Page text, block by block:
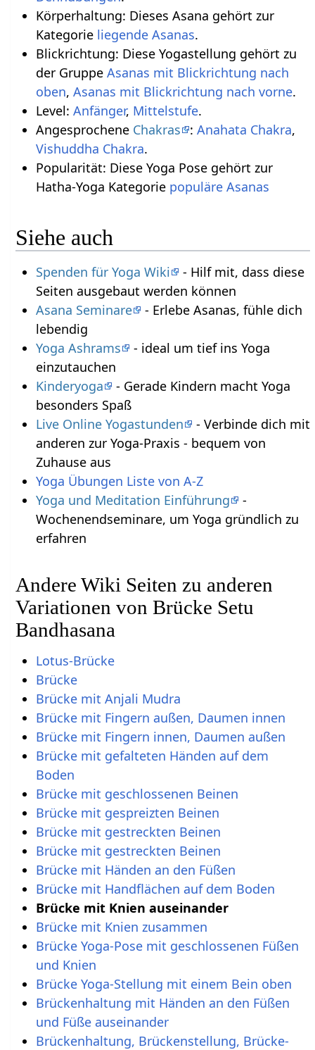
Körperhaltung: Dieses Asana gehört zur
Kategorie liegende Asanas.
Blickrichtung: Diese Yogastellung gehört zu
der Gruppe Asanas mit Blickrichtung nach
oben, Asanas mit Blickrichtung nach vorne.
Level: Anfänger, Mittelstufe.
Angesprochene Chakras : Anahata Chakra,
Vishuddha Chakra.
Popularität: Diese Yoga Pose gehört zur
Hatha-Yoga Kategorie populäre Asanas
Siehe auch
Spenden für Yoga Wiki
- Hilf mit, dass diese
Seiten ausgebaut werden können
Asana Seminare
- Erlebe Asanas, fühle dich
lebendig
Yoga Ashrams
- ideal um tief ins Yoga
einzutauchen
Kinderyoga
- Gerade Kindern macht Yoga
besonders Spaß
Live Online Yogastunden
- Verbinde dich mit
anderen zur Yoga-Praxis - bequem von
Zuhause aus
Yoga Übungen Liste von A-Z
Yoga und Meditation Einführung
-
Wochenendseminare, um Yoga gründlich zu
erfahren
Andere Wiki Seiten zu anderen
Variationen von Brücke Setu
Bandhasana
Lotus-Brücke
Brücke
Brücke mit Anjali Mudra
Brücke mit Fingern außen, Daumen innen
Brücke mit Fingern innen, Daumen außen
Brücke mit gefalteten Händen auf dem
Boden
Brücke mit geschlossenen Beinen
Brücke mit gespreizten Beinen
Brücke mit gestreckten Beinen
Brücke mit gestreckten Beinen
Brücke mit Händen an den Füßen
Brücke mit Handflächen auf dem Boden
Brücke mit Knien auseinander
Brücke mit Knien zusammen
Brücke Yoga-Pose mit geschlossenen Füßen
und Knien
Brücke Yoga-Stellung mit einem Bein oben
Brückenhaltung mit Händen an den Füßen
und Füße auseinander
Brückenhaltung, Brückenstellung, Brücke-